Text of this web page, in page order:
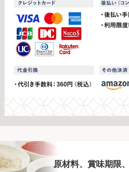
原材料、賞味期限、